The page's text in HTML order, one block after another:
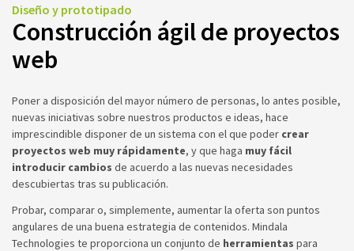
Diseño y prototipado
Construcción ágil de proyectos
web
Poner a disposición del mayor número de personas, lo antes posible,
nuevas iniciativas sobre nuestros productos e ideas, hace
imprescindible disponer de un sistema con el que poder crear
proyectos web muy rápidamente, y que haga muy fácil
introducir cambios de acuerdo a las nuevas necesidades
descubiertas tras su publicación.
Probar, comparar o, simplemente, aumentar la oferta son puntos
angulares de una buena estrategia de contenidos. Mindala
Technologies te proporciona un conjunto de herramientas para